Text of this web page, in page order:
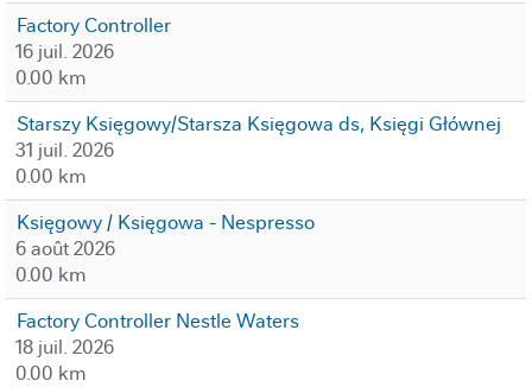
Factory Controller
16 juil. 2026
0.00 km
Starszy Księgowy/Starsza Księgowa ds, Księgi Głównej
31 juil. 2026
0.00 km
Księgowy / Księgowa - Nespresso
6 août 2026
0.00 km
Factory Controller Nestle Waters
18 juil. 2026
0.00 km